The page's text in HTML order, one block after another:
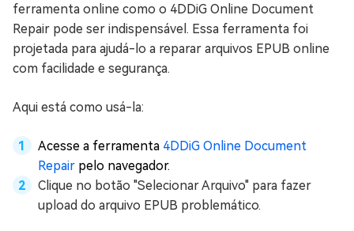
ferramenta online como o 4DDiG Online Document
Repair pode ser indispensável. Essa ferramenta foi
projetada para ajudá-lo a reparar arquivos EPUB online
com facilidade e segurança.
Aqui está como usá-la:
Acesse a ferramenta 4DDiG Online Document
Repair pelo navegador.
Clique no botão "Selecionar Arquivo" para fazer
upload do arquivo EPUB problemático.